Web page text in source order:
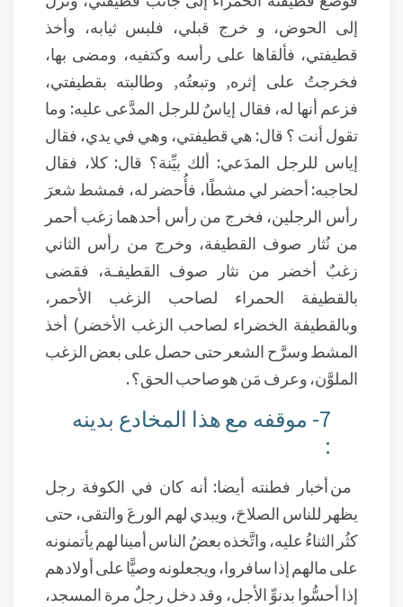
إلى الحوض، و خرج قبلي، فلبس ثيابه، وأخذ
قطيفتي، فألقاها على رأسه وكتفيه، ومضى بها،
فخرجتُ على إثره, وتبعتُه, وطالبته بقطيفتي،
فزعم أنها له، فقال إياسٌ للرجل المدَّعى عليه: وما
تقول أنت ؟ قال: هي قطيفتي، وهي في يدي، فقال
إياس للرجل المدَعي: ألك بيِّنة؟ قال: كلا، فقال
لحاجبه: أحضر لي مشطًا، فأُحضر له، فمشط شعرَ
رأس الرجلين، فخرج من رأس أحدهما زغب أحمر
من نُثار صوف القطيفة، وخرج من رأس الثاني
زغبٌ أخضر من نثار صوف القطيفـة، فقضى
بالقطيفة الحمراء لصاحب الزغب الأحمر،
وبالقطيفة الخضراء لصاحب الزغب الأخضر) أخذ
المشط وسرَّح الشعر حتى حصل على بعض الزغب
الملوَّن، وعرف مَن هو صاحب الحق؟ .
7- موقفه مع هذا المخادع بدينه
:
من أخبار فطنته أيضا: أنه كان في الكوفة رجل
يظهر للناس الصلاحَ، ويبدي لهم الورعَ والتقى، حتى
كثُر الثناءُ عليه، واتَّخذه بعضُ الناس أمينا لهم يأتمنونه
على مالهم إذا سافروا، ويجعلونه وصيًّا على أولادهم
إذا أحسُّوا بدنوِّ الأجل، وقد دخل رجلٌ مرة المسجد،